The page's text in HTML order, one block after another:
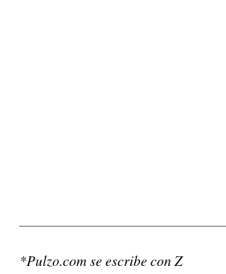
*Pulzo.com se escribe con Z